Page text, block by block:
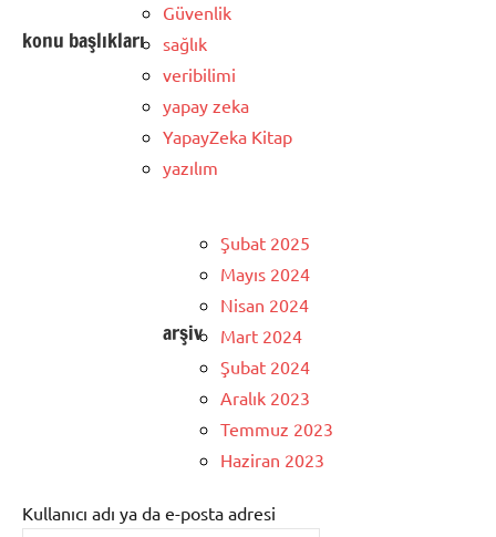
konu başlıkları
Güvenlik
sağlık
veribilimi
yapay zeka
YapayZeka Kitap
yazılım
arşiv
Şubat 2025
Mayıs 2024
Nisan 2024
Mart 2024
Şubat 2024
Aralık 2023
Temmuz 2023
Haziran 2023
Kullanıcı adı ya da e-posta adresi